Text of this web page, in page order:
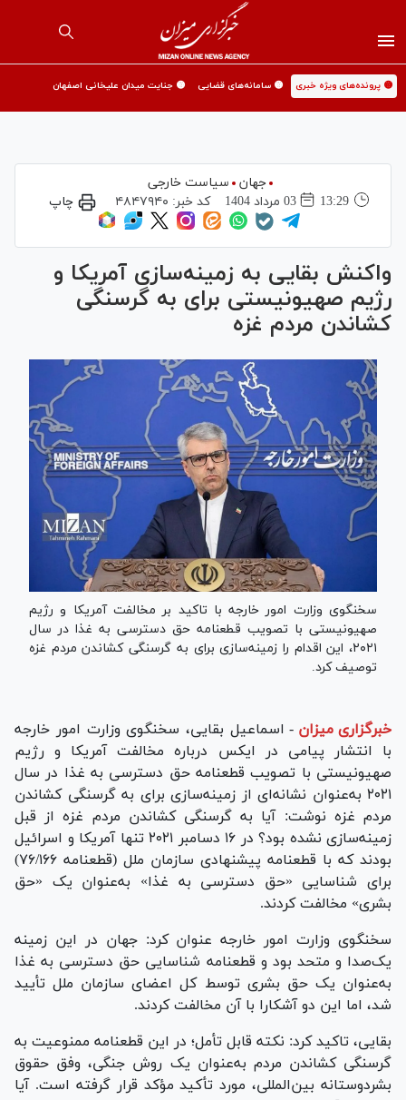
🟡 پرونده‌های ویژه خبری 🟡 سامانه‌های قضایی 🟡 جنایت میدان علیخانی اصفهان
جهان
سیاست خارجی
13:29
03 مرداد 1404 کد خبر: ۴۸۴۷۹۴۰ چاپ
واکنش بقایی به زمینه‌سازی آمریکا و
رژیم صهیونیستی برای به گرسنگی
کشاندن مردم غزه
سخنگوی وزارت امور خارجه با تاکید بر مخالفت آمریکا و رژیم
صهیونیستی با تصویب قطعنامه حق دسترسی به غذا در سال
۲۰۲۱، این اقدام را زمینه‌سازی برای به گرسنگی کشاندن مردم غزه
توصیف کرد.
خبرگزاری میزان - اسماعیل بقایی، سخنگوی وزارت امور خارجه
با انتشار پیامی در ایکس درباره مخالفت آمریکا و رژیم
صهیونیستی با تصویب قطعنامه حق دسترسی به غذا در سال
۲۰۲۱ به‌عنوان نشانه‌ای از زمینه‌سازی برای به گرسنگی کشاندن
مردم غزه نوشت: آیا به گرسنگی کشاندن مردم غزه از قبل
زمینه‌سازی نشده بود؟ در ۱۶ دسامبر ۲۰۲۱ تنها آمریکا و اسرائیل
بودند که با قطعنامه پیشنهادی سازمان ملل (قطعنامه ۷۶/۱۶۶)
برای شناسایی «حق دسترسی به غذا» به‌عنوان یک «حق
بشری» مخالفت کردند.
سخنگوی وزارت امور خارجه عنوان کرد: جهان در این زمینه
یک‌صدا و متحد بود و قطعنامه شناسایی حق دسترسی به غذا
به‌عنوان یک حق بشری توسط کل اعضای سازمان ملل تأیید
شد، اما این دو آشکارا با آن مخالفت کردند.
بقایی، تاکید کرد: نکته قابل تأمل؛ در این قطعنامه ممنوعیت به
گرسنگی کشاندن مردم به‌عنوان یک روش جنگی، وفق حقوق
بشردوستانه بین‌المللی، مورد تأکید مؤکد قرار گرفته است. آیا